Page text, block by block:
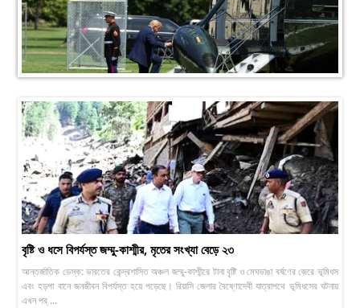
বৃষ্টি ও ধসে বিপর্যস্ত জম্মু-কাশ্মীর, মৃতের সংখ্যা বেড়ে ২৩
আন্তর্জাতিক ডেস্ক: ভারতের কেন্দ্রশাসিত অঞ্চল জম্মু-কাশ্মীরে টানা বৃষ্টি ও মেঘভাঙা বর্ষণের জেরে ভূমিধস
এবং হড়পা বানে জনজীবন বিপর্যস্ত হয়ে পড়েছে। রিয়াসি জেলার বৈষ্ণোদেবী যাত্রাপথে ভূমিধসের ঘটনায়
এখন পর্ ...